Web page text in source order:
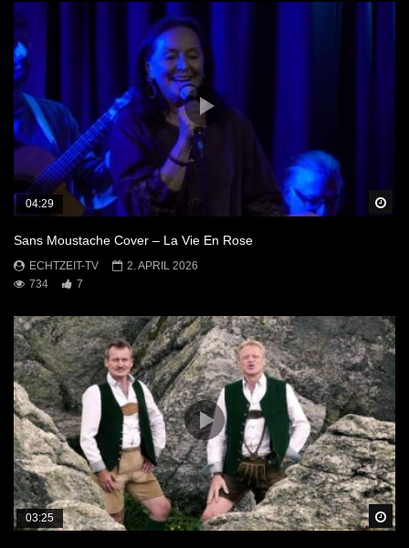
04:29
Sans Moustache Cover – La Vie En Rose
ECHTZEIT-TV
2. APRIL 2026
734
7
03:25